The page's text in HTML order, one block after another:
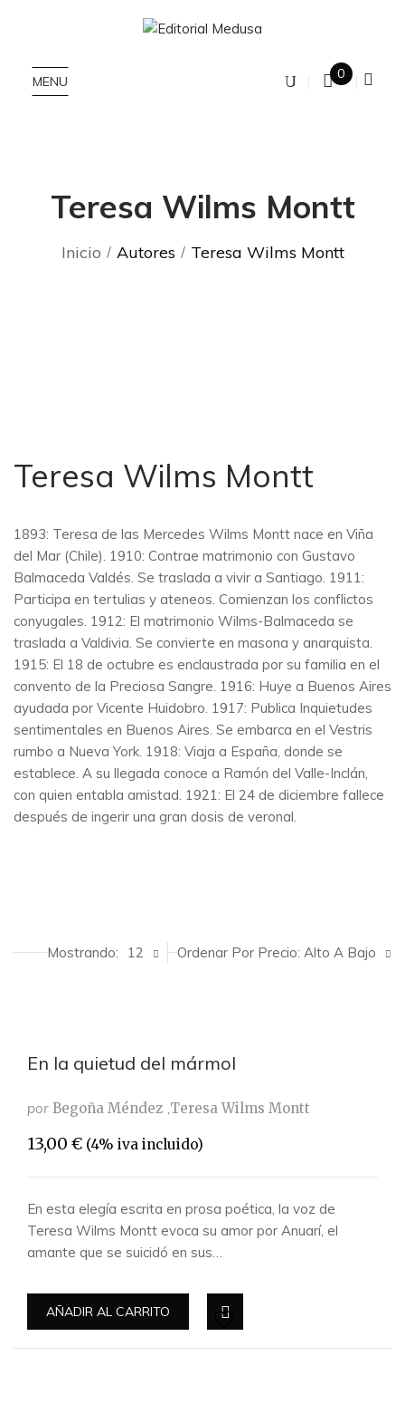
MENU 0
Teresa Wilms Montt
Inicio Autores Teresa Wilms Montt
Teresa Wilms Montt
1893: Teresa de las Mercedes Wilms Montt nace en Viña
del Mar (Chile). 1910: Contrae matrimonio con Gustavo
Balmaceda Valdés. Se traslada a vivir a Santiago. 1911:
Participa en tertulias y ateneos. Comienzan los conflictos
conyugales. 1912: El matrimonio Wilms-Balmaceda se
traslada a Valdivia. Se convierte en masona y anarquista.
1915: El 18 de octubre es enclaustrada por su familia en el
convento de la Preciosa Sangre. 1916: Huye a Buenos Aires
ayudada por Vicente Huidobro. 1917: Publica Inquietudes
sentimentales en Buenos Aires. Se embarca en el Vestris
rumbo a Nueva York. 1918: Viaja a España, donde se
establece. A su llegada conoce a Ramón del Valle-Inclán,
con quien entabla amistad. 1921: El 24 de diciembre fallece
después de ingerir una gran dosis de veronal.
Ordenar Por Precio: Alto A Bajo
Mostrando: 12
En la quietud del mármol
por Begoña Méndez Teresa Wilms Montt
13,00 € (4% iva incluido)
En esta elegía escrita en prosa poética, la voz de
Teresa Wilms Montt evoca su amor por Anuarí, el
amante que se suicidó en sus…
AÑADIR AL CARRITO